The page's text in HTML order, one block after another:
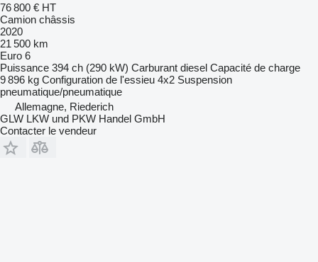
76 800 € HT
Camion châssis
2020
21 500 km
Euro 6
Puissance 394 ch (290 kW) Carburant diesel Capacité de charge
9 896 kg Configuration de l'essieu 4x2 Suspension
pneumatique/pneumatique
Allemagne, Riederich
GLW LKW und PKW Handel GmbH
Contacter le vendeur